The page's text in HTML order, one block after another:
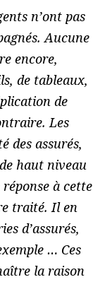
n’ont pas
Aucune
encore,
de tableaux,
de
Les
des assurés,
haut niveau
à cette
traité. Il en
d’assurés,
… Ces
la raison